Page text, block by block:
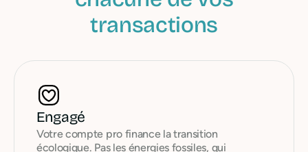
transactions
Engagé
Votre compte pro finance la transition
écologique. Pas les énergies fossiles, qui